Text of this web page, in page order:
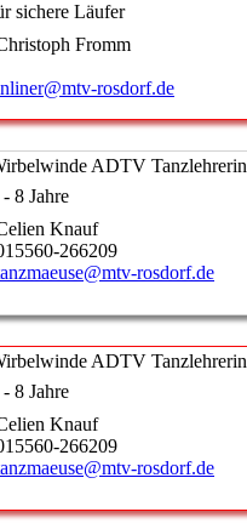
sichere Läufer
Fromm
rosdorf.de
ADTV Tanzlehrerin
8 Jahre
Knauf
266209
rosdorf.de
ADTV Tanzlehrerin
8 Jahre
Knauf
266209
rosdorf.de